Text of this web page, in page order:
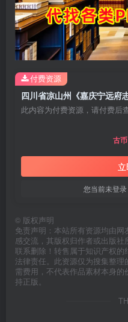
此内容为付费资源，请付费后
古币
您当前未登
付费资源
© 版权声明
免责声明：本站所有资源均由
感交流，其版权归作者或出版
联系删除！转售属于知识产权
法律责任。此资源仅为搜集整
需费用，不代表作品素材本身
持正版。